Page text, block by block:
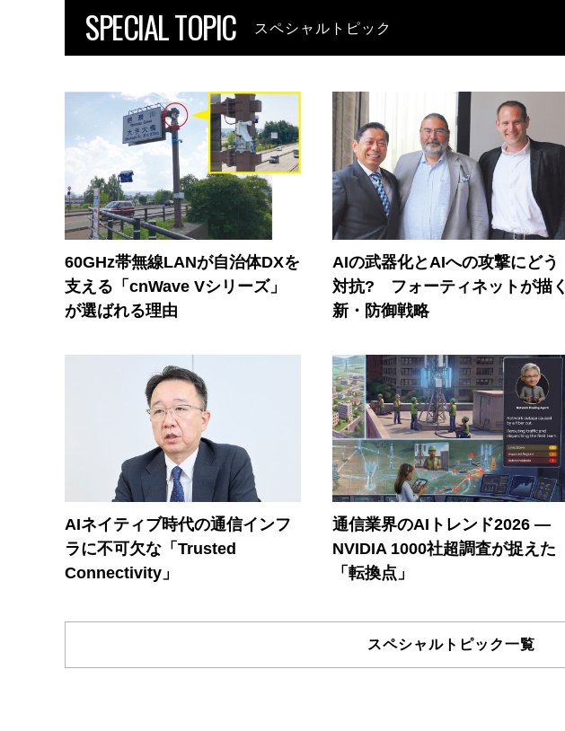
SPECIAL TOPIC スペシャルトピック
60GHz帯無線LANが自治体DXを
支える「cnWave Vシリーズ」
が選ばれる理由
AIの武器化とAIへの攻撃にどう
対抗? フォーティネットが描く
新・防御戦略
AIネイティブ時代の通信インフ
ラに不可欠な「Trusted
Connectivity」
通信業界のAIトレンド2026 ―
NVIDIA 1000社超調査が捉えた
「転換点」
スペシャルトピック一覧